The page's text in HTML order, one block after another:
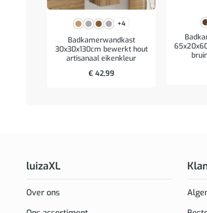
+4
Badkamerwandkast
30x30x130cm bewerkt hout
artisanaal eikenkleur
€42,99
luizaXL
Over ons